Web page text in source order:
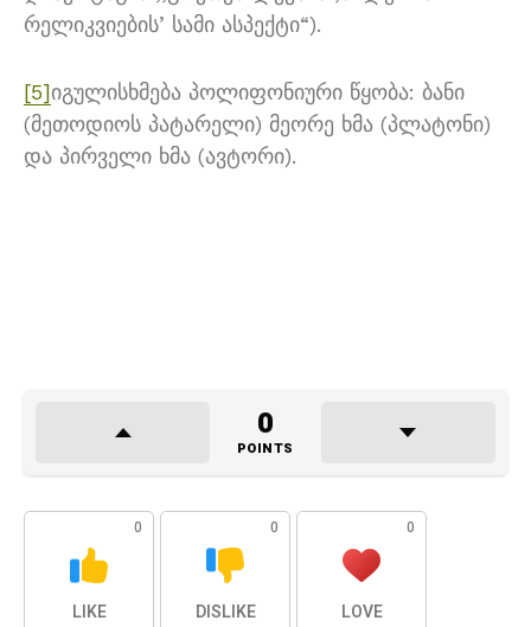
რელიკვიების’ სამი ასპექტი“).
[5]იგულისხმება პოლიფონიური წყობა: ბანი
(მეთოდიოს პატარელი) მეორე ხმა (პლატონი)
და პირველი ხმა (ავტორი).
0
POINTS
0
LIKE
0
DISLIKE
0
LOVE